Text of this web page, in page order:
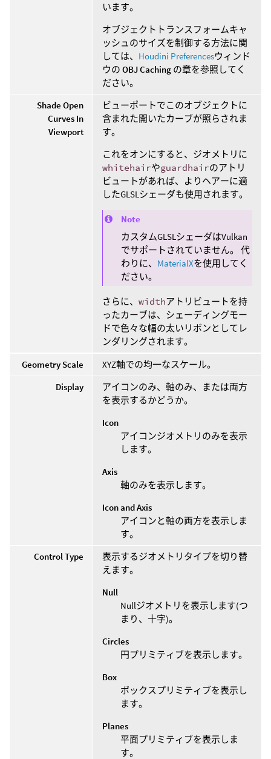
います。
オブジェクトトランスフォームキャ
ッシュのサイズを制御する方法に関
しては、 Houdini Preferencesウィンド
ウの OBJ Caching の章を参照してく
ださい。
Shade Open
Curves In
Viewport
ビューポートでこのオブジェクトに
含まれた開いたカーブが照らされま
す。
これをオンにすると、ジオメトリに
whitehairやguardhairのアトリ
ビュートがあれば、よりヘアーに適
したGLSLシェーダも使用されます。
Note
カスタムGLSLシェーダはVulkan
でサポートされていません。 代
わりに、 MaterialXを使用してく
ださい。
さらに、 widthアトリビュートを持
ったカーブは、シェーディングモー
ドで色々な幅の太いリボンとしてレ
ンダリングされます。
Geometry Scale
XYZ軸での均一なスケール。
Display
アイコンのみ、軸のみ、または両方
を表示するかどうか。
Icon
アイコンジオメトリのみを表示
します。
Axis
軸のみを表示します。
Icon and Axis
アイコンと軸の両方を表示しま
す。
Control Type
表示するジオメトリタイプを切り替
えます。
Null
Nullジオメトリを表示します(つ
まり、十字)。
Circles
円プリミティブを表示します。
Box
ボックスプリミティブを表示し
ます。
Planes
平面プリミティブを表示しま
す。